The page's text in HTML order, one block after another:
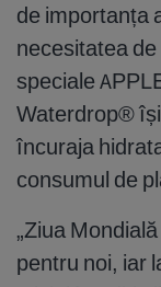
de importanța
necesitatea
speciale
Waterdrop®
încuraja
consumul de
„Ziua
pentru noi, iar